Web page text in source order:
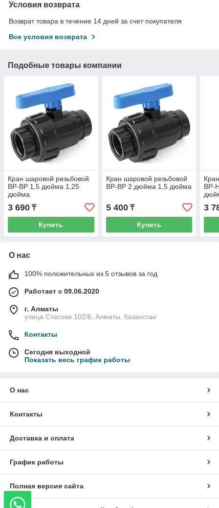
Условия возврата
Возврат товара в течение 14 дней за счет покупателя
Все условия возврата
Подобные товары компании
Кран шаровой резьбовой
ВР-ВР 1,5 дюйма 1,25
дюйма
3 690 ₸
Купить
Кран шаровой резьбовой
ВР-ВР 2 дюйма 1,5 дюйма
5 400₸
Купить
ВР-
3
О нас
100% положительных из 5 отзывов за год
Работает с 09.06.2020
г. Алматы
улица Стасова 102/6, Алматы, Казахстан
Контакты
Сегодня выходной
Показать весь график работы
О нас
Контакты
Доставка и оплата
График работы
Полная версия сайта